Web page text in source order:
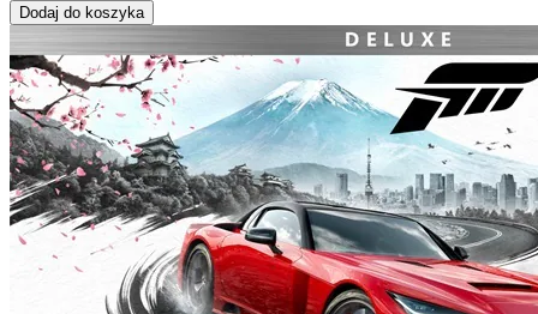
Dodaj do koszyka